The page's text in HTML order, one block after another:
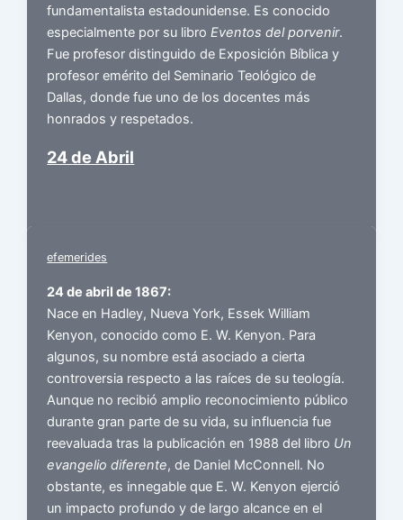
fundamentalista estadounidense. Es conocido
especialmente por su libroEventos del porvenir.
Fue profesor distinguido de Exposición Bíblica y
profesor emérito del Seminario Teológico de
Dallas, donde fue uno de los docentes más
honrados y respetados.
24 de Abril
efemerides
24 de abril de 1867:
Nace en Hadley, Nueva York, Essek William
Kenyon, conocido como E. W. Kenyon. Para
algunos, su nombre está asociado a cierta
controversia respecto a las raíces de su teología.
Aunque no recibió amplio reconocimiento público
durante gran parte de su vida, su influencia fue
reevaluada tras la publicación en 1988 del libro Un
evangelio diferente, de Daniel McConnell. No
obstante, es innegable que E. W. Kenyon ejerció
un impacto profundo y de largo alcance en el